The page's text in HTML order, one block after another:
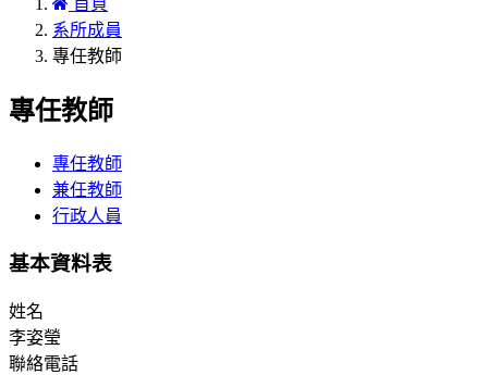
系所成員
專任教師
專任教師
專任教師
兼任教師
行政人員
基本資料表
姓名
李姿瑩
聯絡電話